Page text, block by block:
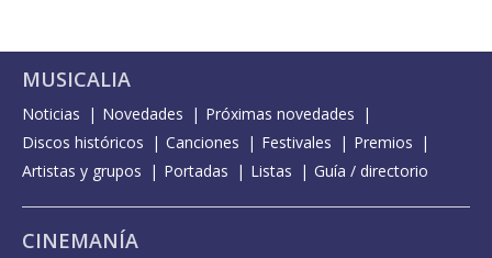
MUSICALIA
Noticias Novedades
Próximas novedades
Discos históricos
Canciones Festivales
Premios
Artistas y grupos
Portadas Listas Guía / directorio
CINEMANÍA